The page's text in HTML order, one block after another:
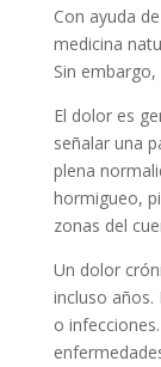
Con ayuda
medicina
Sin
El dolor es
señalar una
plena
hormigueo,
zonas del
Un dolor
incluso años.
o